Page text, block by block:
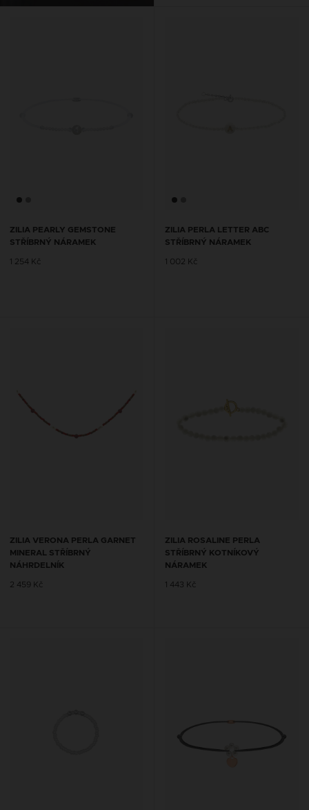
ZILIA PEARLY GEMSTONE
STŘÍBRNÝ NÁRAMEK
1 254 Kč
ZILIA PERLA LETTER ABC
STŘÍBRNÝ NÁRAMEK
1 002 Kč
ZILIA VERONA PERLA GARNET
MINERAL STŘÍBRNÝ
NÁHRDELNÍK
2 459 Kč
ZILIA ROSALINE PERLA
STŘÍBRNÝ KOTNÍKOVÝ
NÁRAMEK
1 443 Kč